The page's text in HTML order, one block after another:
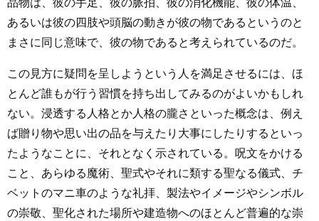
あるいは彼の四肢や頭脳の動きが彼の物であるというのと
まさに同じ意味で、彼の物であると考えられているのだ。
この見方に疑問を呈しようという人を満足させるには、ほ
とんど誰もが行う習慣を持ち出してみるのがよいかもしれ
ない。浸透する人格とか人格の朧さといった概念は、例え
ば贈り物や思い出の品を与えたり大事にしたりするといっ
たようなことに、それとなく示されている。呪文をかける
こと、あらゆる魔術、聖式やそれに類する聖なる儀式、チ
ベットのマニ車のような礼拝、製法やイメージやシンボル
の崇敬、聖化された場所や建造物へのほとんど普遍的な崇